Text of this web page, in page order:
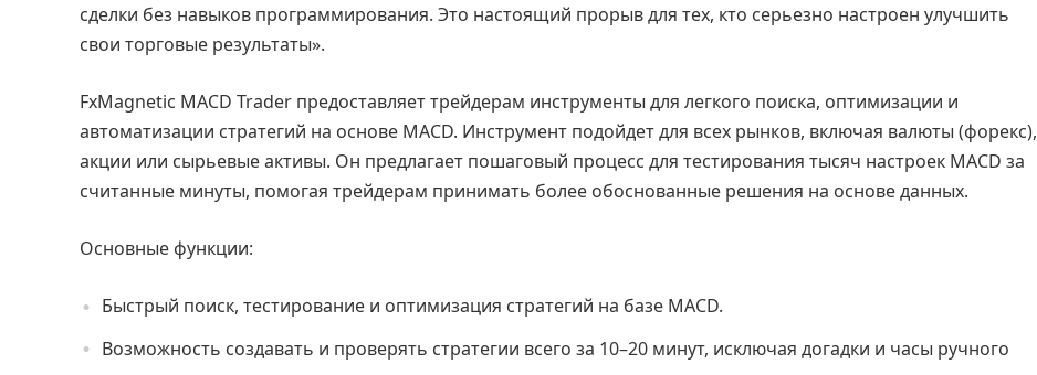
сделки без навыков программирования. Это настоящий прорыв для тех, кто серьезно настроен улучшить
свои торговые результаты».
FxMagnetic MACD Trader предоставляет трейдерам инструменты для легкого поиска, оптимизации и
автоматизации стратегий на основе MACD. Инструмент подойдет для всех рынков, включая валюты (форекс),
акции или сырьевые активы. Он предлагает пошаговый процесс для тестирования тысяч настроек MACD за
считанные минуты, помогая трейдерам принимать более обоснованные решения на основе данных.
Основные функции:
Быстрый поиск, тестирование и оптимизация стратегий на базе MACD.
Возможность создавать и проверять стратегии всего за 10–20 минут, исключая догадки и часы ручного